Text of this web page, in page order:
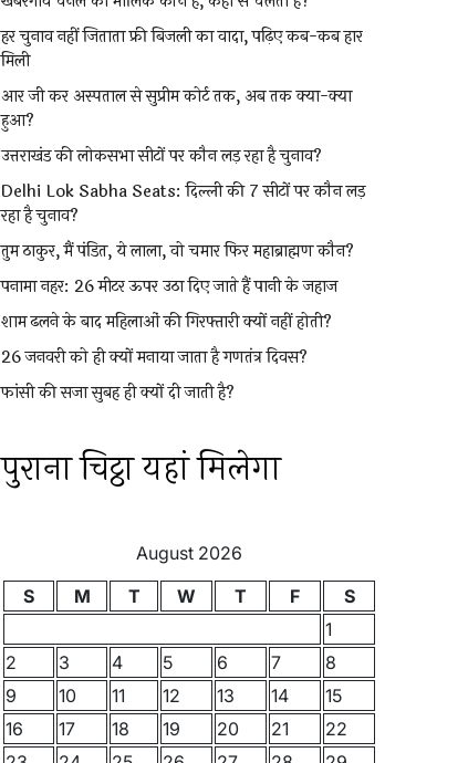
हर चुनाव नहीं जिताता फ्री बिजली का वादा, पढ़िए कब-कब हार
मिली
आर जी कर अस्पताल से सुप्रीम कोर्ट तक, अब तक क्या-क्या
हुआ?
उत्तराखंड की लोकसभा सीटों पर कौन लड़ रहा है चुनाव?
Delhi Lok Sabha Seats: दिल्ली की 7 सीटों पर कौन लड़
रहा है चुनाव?
तुम ठाकुर, मैं पंडित, ये लाला, वो चमार फिर महाब्राह्मण कौन?
पनामा नहर: 26 मीटर ऊपर उठा दिए जाते हैं पानी के जहाज
शाम ढलने के बाद महिलाओं की गिरफ्तारी क्यों नहीं होती?
26 जनवरी को ही क्यों मनाया जाता है गणतंत्र दिवस?
फांसी की सजा सुबह ही क्यों दी जाती है?
पुराना चिट्ठा यहां मिलेगा
August 2026
S
M T W T F
S
1
2
3 4 5 6 7
8
9
10 11 12 13 14
15
16
17 18 19 20 21
22